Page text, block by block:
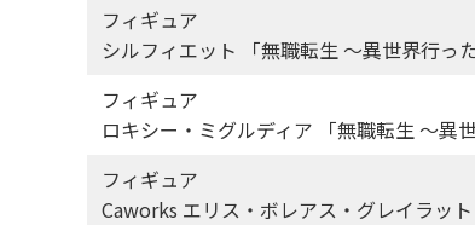
フィギュア
シルフィエット 「無職転生 ～異世界行っ
フィギュア
ロキシー・ミグルディア 「無職転生 ～異
フィギュア
Caworks エリス・ボレアス・グレイラッ